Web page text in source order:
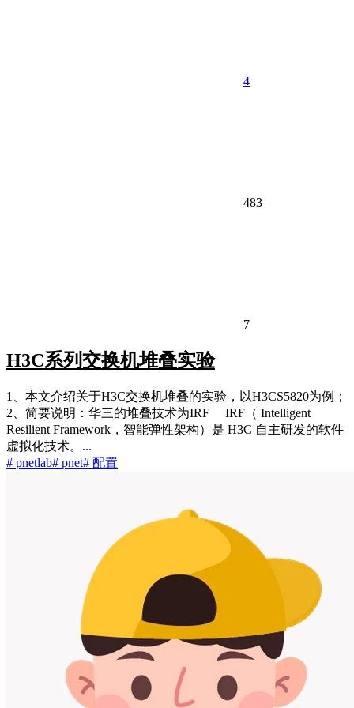
4
483
7
H3C系列交换机堆叠实验
1、本文介绍关于H3C交换机堆叠的实验，以H3CS5820为例；
2、简要说明：华三的堆叠技术为IRF IRF（ Intelligent
Resilient Framework，智能弹性架构）是 H3C 自主研发的软件
虚拟化技术。...
# pnetlab# pnet# 配置